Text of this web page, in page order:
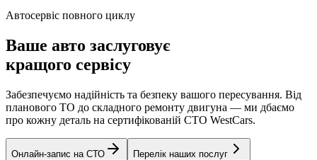
Автосервіс повного циклу
Ваше авто заслуговує
кращого сервісу
Забезпечуємо надійність та безпеку вашого пересування. Від
планового ТО до складного ремонту двигуна — ми дбаємо
про кожну деталь на сертифікованій СТО WestCars.
Онлайн-запис на СТО Перелік наших послуг